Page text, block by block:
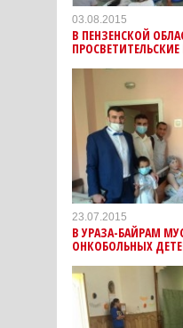
03.08.2015
В ПЕНЗЕНСКОЙ
23.07.2015
В УРАЗА-БАЙРАМ
ОНКОБОЛЬНЫХ